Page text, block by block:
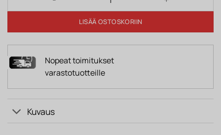
LISÄÄ OSTOSKORIIN
Nopeat toimitukset
varastotuotteille
Kuvaus